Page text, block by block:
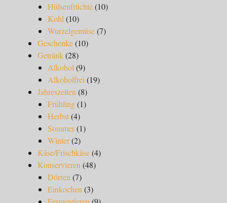
Hülsenfrüchte(10)
Kohl (10)
Wurzelgemüse(7)
Geschenke(10)
Getränk(28)
Alkohol (9)
Alkoholfrei (19)
Jahreszeiten (8)
Frühling(1)
Herbst(4)
Sommer(1)
Winter(2)
Käse/Frischkäse(4)
Konservieren (48)
Dörren (7)
Einkochen (3)